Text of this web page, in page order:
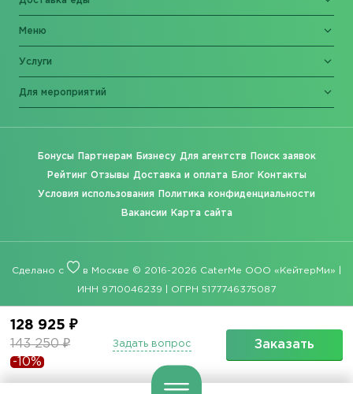
128 925 ₽
143 250 ₽
-10%
Заказать
Задать вопрос
Меню
Услуги
Для мероприятий
Бонусы Партнерам Бизнесу Для агентств Поиск заявок
Рейтинг Отзывы Доставка и оплата Блог Контакты
Условия использования Политика конфиденциальности
Вакансии Карта сайта
Сделано с в Москве © 2016-2026 CaterMe ООО «КейтерМи» |
ИНН 9710046239 | ОГРН 5177746375087